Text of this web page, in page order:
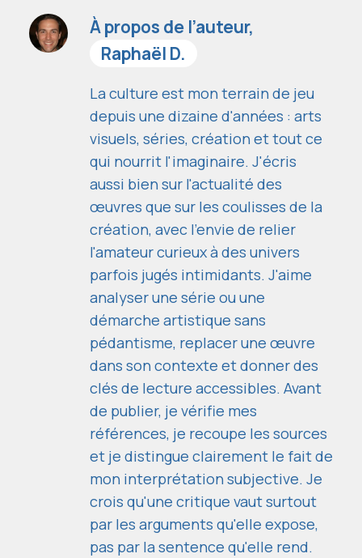
À propos de l’auteur,
Raphaël D.
La culture est mon terrain de jeu
depuis une dizaine d'années : arts
visuels, séries, création et tout ce
qui nourrit l'imaginaire. J'écris
aussi bien sur l'actualité des
œuvres que sur les coulisses de la
création, avec l'envie de relier
l'amateur curieux à des univers
parfois jugés intimidants. J'aime
analyser une série ou une
démarche artistique sans
pédantisme, replacer une œuvre
dans son contexte et donner des
clés de lecture accessibles. Avant
de publier, je vérifie mes
références, je recoupe les sources
et je distingue clairement le fait de
mon interprétation subjective. Je
crois qu'une critique vaut surtout
par les arguments qu'elle expose,
pas par la sentence qu'elle rend.